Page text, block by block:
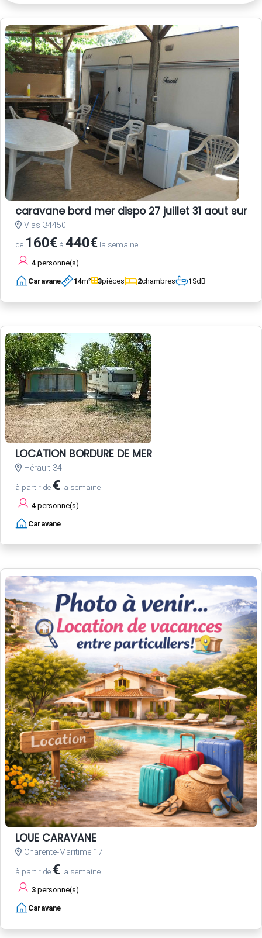
caravane bord mer dispo 27 juillet 31 aout sur
Vias 34450
de 160€ à 440€ la semaine
4 personne(s)
Caravane 14m² 3pièces 2chambres 1SdB
LOCATION BORDURE DE MER
Hérault 34
à partir de € la semaine
4 personne(s)
Caravane
LOUE CARAVANE
Charente-Maritime 17
à partir de € la semaine
3 personne(s)
Caravane